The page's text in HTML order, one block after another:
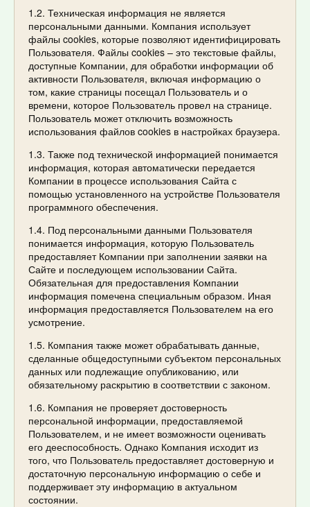
1.2. Техническая информация не является
персональными данными. Компания использует
файлы cookies, которые позволяют идентифицировать
Пользователя. Файлы cookies – это текстовые файлы,
доступные Компании, для обработки информации об
активности Пользователя, включая информацию о
том, какие страницы посещал Пользователь и о
времени, которое Пользователь провел на странице.
Пользователь может отключить возможность
использования файлов cookies в настройках браузера.
1.3. Также под технической информацией понимается
информация, которая автоматически передается
Компании в процессе использования Сайта с
помощью установленного на устройстве Пользователя
программного обеспечения.
1.4. Под персональными данными Пользователя
понимается информация, которую Пользователь
предоставляет Компании при заполнении заявки на
Сайте и последующем использовании Сайта.
Обязательная для предоставления Компании
информация помечена специальным образом. Иная
информация предоставляется Пользователем на его
усмотрение.
1.5. Компания также может обрабатывать данные,
сделанные общедоступными субъектом персональных
данных или подлежащие опубликованию, или
обязательному раскрытию в соответствии с законом.
1.6. Компания не проверяет достоверность
персональной информации, предоставляемой
Пользователем, и не имеет возможности оценивать
его дееспособность. Однако Компания исходит из
того, что Пользователь предоставляет достоверную и
достаточную персональную информацию о себе и
поддерживает эту информацию в актуальном
состоянии.